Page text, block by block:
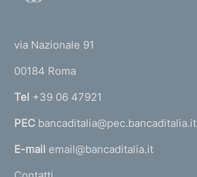
r
n
a
l
via Nazionale 91
00184 Roma
Tel +39 06 47921
PEC bancaditalia@pec.bancaditalia.it
E-mail email@bancaditalia.it